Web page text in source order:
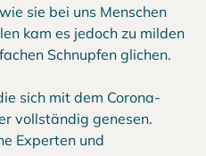
sie bei uns Menschen
kam es jedoch zu milden
Schnupfen glichen.
sich mit dem Corona-
vollständig genesen.
Experten und